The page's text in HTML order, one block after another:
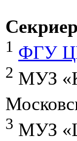
1 ФГУ
2 МУЗ
3 МУЗ